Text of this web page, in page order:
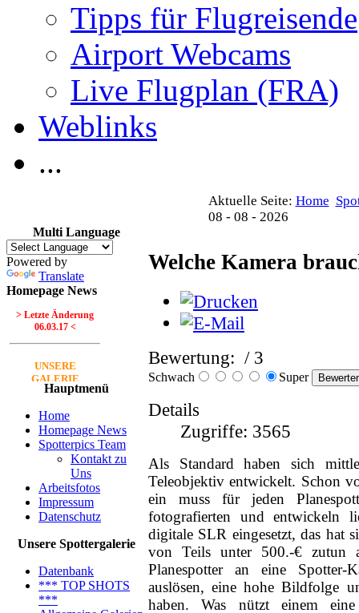
Tipps für Flugreisende
Airport Webcams
Live Flugplan (FRA)
Weblinks
...
Aktuelle Seite: Home
08 - 08 - 2026
Multi Language
Powered by
Translate
Homepage News
> Letzte Änderung
06.03.17 <
UNSERE
GALERIE
>Bilder von Franz<
Neue Bilder Online!
>Bilder von Elfriede<
> Letzte Änderung
06.03.17 <
UNSERE
Neue Bilder Online!
>Bilder von Franz<
Hauptmenü
Home
Homepage News
Spotterpics Team
Kontakt zu
Uns
Arbeitsfotos
Impressum
Datenschutz
Unsere Spottergalerie
Datenbank
*** TOP SHOTS
***
Welche Kamera
Bewertung: / 3
Schwach Super
Details
Zugriffe: 3565
Als Standard haben sich
Teleobjektiv entwickelt. Schon
ein muss für jeden
fotografierten und entwickeln
digitale SLR eingesetzt, das hat
von Teils unter 500.-€ zutun
Planespotter an eine Spotter-
auslösen, eine hohe Bildfolge
haben. Was nützt einem